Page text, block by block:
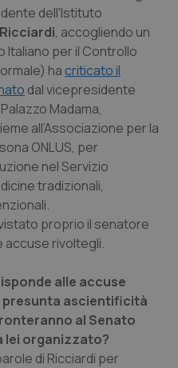
Trento
dell'Istituto
, accogliendo un
Italiano per il Controllo
ha criticato il
dal vicepresidente
Madama,
all’Associazione per la
ONLUS, per
nel Servizio
tradizionali,
proprio il senatore
accuse rivoltegli.
alle accuse
presunta ascientificità
al Senato
lei organizzato?
di Ricciardi per